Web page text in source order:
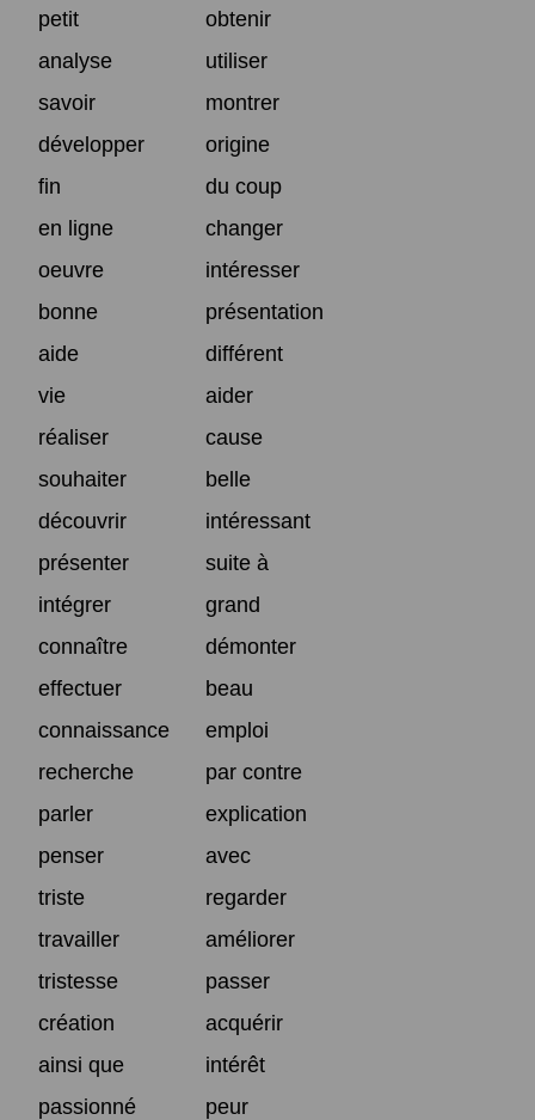
petit
obtenir
analyse
utiliser
savoir
montrer
développer
origine
fin
du coup
en ligne
changer
oeuvre
intéresser
bonne
présentation
aide
différent
vie
aider
réaliser
cause
souhaiter
belle
découvrir
intéressant
présenter
suite à
intégrer
grand
connaître
démonter
effectuer
beau
connaissance
emploi
recherche
par contre
parler
explication
penser
avec
triste
regarder
travailler
améliorer
tristesse
passer
création
acquérir
ainsi que
intérêt
passionné
peur